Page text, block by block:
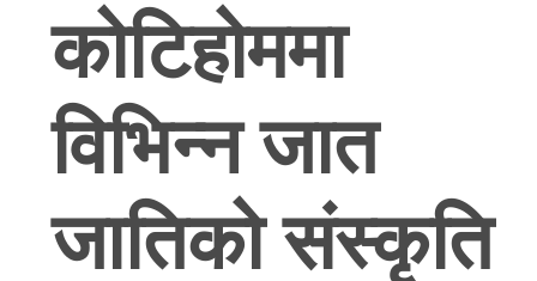
कोटिहोममा
विभिन्न जात
जातिको संस्कृति